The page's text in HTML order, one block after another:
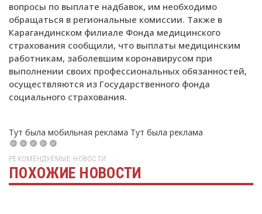
вопросы по выплате надбавок, им необходимо
обращаться в региональные комиссии. Также в
Карагандинском филиале Фонда медицинского
страхования сообщили, что выплаты медицинским
работникам, заболевшим коронавирусом при
выполнении своих профессиональных обязанностей,
осуществляются из Государственного фонда
социального страхования.
Тут была мобильная реклама Тут была реклама
РЕКОМЕНДУЕМЫЕ НОВОСТИ
ПОХОЖИЕ НОВОСТИ